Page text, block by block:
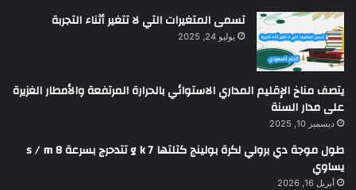
تسمى المتغيرات التي لا تتغير أثناء التجربة
يوليو 24, 2025
يتصف مناخ الإقليم المداري الاستوائي بالحرارة المرتفعة والأمطار الغزيرة
على مدار السنة
ديسمبر 10, 2025
طول موجة دي برولي لكرة بولينج كتلتها g k 7 تتدحرج بسرعة s / m 8
يساوي
أبريل 16, 2026